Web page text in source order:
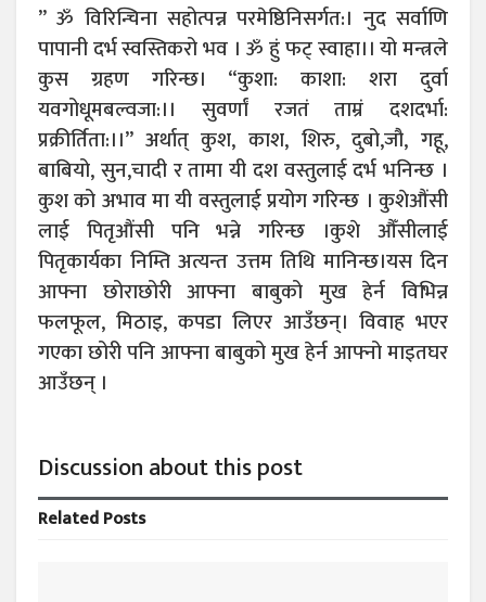
” ॐ विरिन्चिना सहोत्पन्न परमेष्ठिनिसर्गत:। नुद सर्वाणि
पापानी दर्भ स्वस्तिकरो भव । ॐ हुं फट् स्वाहा।। यो मन्त्रले
कुस ग्रहण गरिन्छ। “कुशा: काशा: शरा दुर्वा
यवगोधूमबल्वजा:।। सुवर्णां रजतं ताम्रं दशदर्भा:
प्रक्रीर्तिता:।।” अर्थात् कुश, काश, शिरु, दुबो,जौ, गहू,
बाबियो, सुन,चादी र तामा यी दश वस्तुलाई दर्भ भनिन्छ ।
कुश को अभाव मा यी वस्तुलाई प्रयोग गरिन्छ । कुशेऔंसी
लाई पितृऔंसी पनि भन्ने गरिन्छ ।कुशे औँसीलाई
पितृकार्यका निम्ति अत्यन्त उत्तम तिथि मानिन्छ।यस दिन
आफ्ना छोराछोरी आफ्ना बाबुको मुख हेर्न विभिन्न
फलफूल, मिठाइ, कपडा लिएर आउँछन्। विवाह भएर
गएका छोरी पनि आफ्ना बाबुको मुख हेर्न आफ्नो माइतघर
आउँछन् ।
Discussion about this post
RelatedPosts